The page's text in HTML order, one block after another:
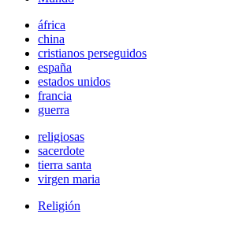
áfrica
china
cristianos perseguidos
españa
estados unidos
francia
guerra
religiosas
sacerdote
tierra santa
virgen maria
Religión